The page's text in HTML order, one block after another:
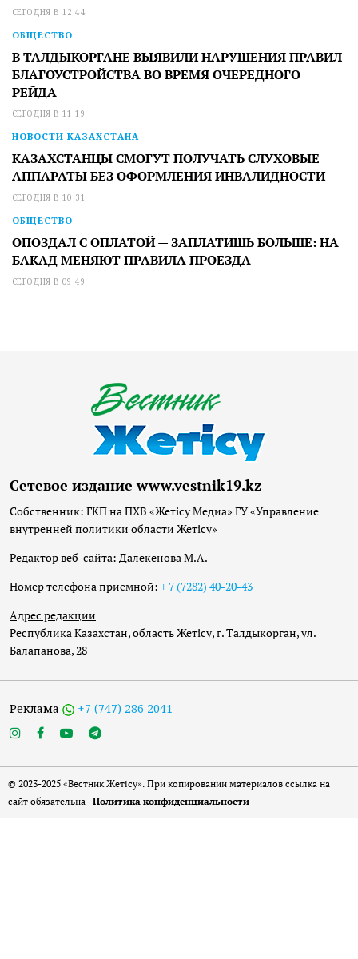
СЕГОДНЯ В 12:44
ОБЩЕСТВО
В ТАЛДЫКОРГАНЕ ВЫЯВИЛИ НАРУШЕНИЯ ПРАВИЛ
БЛАГОУСТРОЙСТВА ВО ВРЕМЯ ОЧЕРЕДНОГО
РЕЙДА
СЕГОДНЯ В 11:19
НОВОСТИ КАЗАХСТАНА
КАЗАХСТАНЦЫ СМОГУТ ПОЛУЧАТЬ СЛУХОВЫЕ
АППАРАТЫ БЕЗ ОФОРМЛЕНИЯ ИНВАЛИДНОСТИ
СЕГОДНЯ В 10:31
ОБЩЕСТВО
ОПОЗДАЛ С ОПЛАТОЙ — ЗАПЛАТИШЬ БОЛЬШЕ: НА
БАКАД МЕНЯЮТ ПРАВИЛА ПРОЕЗДА
СЕГОДНЯ В 09:49
Сетевое издание www.vestnik19.kz
Собственник: ГКП на ПХВ «Жетісу Медиа» ГУ «Управление
внутренней политики области Жетісу»
Редактор веб-сайта: Далекенова М.А.
Номер телефона приёмной: + 7 (7282) 40-20-43
Адрес редакции
Республика Казахстан, область Жетісу, г. Талдыкорган, ул.
Балапанова, 28
Реклама +7 (747) 286 2041
© 2023-2025 «Вестник Жетісу». При копировании материалов ссылка на
сайт обязательна | Политика конфиденциальности